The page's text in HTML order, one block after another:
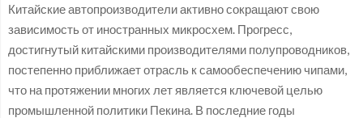
Китайские автопроизводители активно сокращают свою
зависимость от иностранных микросхем. Прогресс,
достигнутый китайскими производителями полупроводников,
постепенно приближает отрасль к самообеспечению чипами,
что на протяжении многих лет является ключевой целью
промышленной политики Пекина. В последние годы